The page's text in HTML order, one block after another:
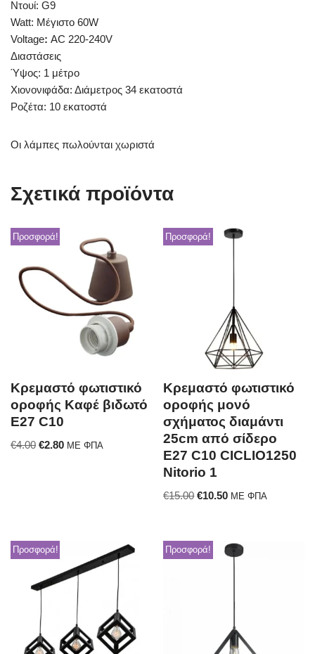
Ντουί: G9
Watt: Μέγιστο 60W
Voltage: AC 220-240V
Διαστάσεις
Ύψος: 1 μέτρο
Χιονονιφάδα: Διάμετρος 34 εκατοστά
Ροζέτα: 10 εκατοστά
Οι λάμπες πωλούνται χωριστά
Σχετικά προϊόντα
Προσφορά!
Κρεμαστό φωτιστικό
οροφής Καφέ βιδωτό
E27 C10
€4.00 €2.80 ΜΕ ΦΠΑ
Προσφορά!
Κρεμαστό φωτιστικό
οροφής μονό
σχήματος διαμάντι
25cm από σίδερο
E27 C10 CICLIO1250
Nitorio 1
€15.00 €10.50 ΜΕ ΦΠΑ
Προσφορά! Προσφορά!